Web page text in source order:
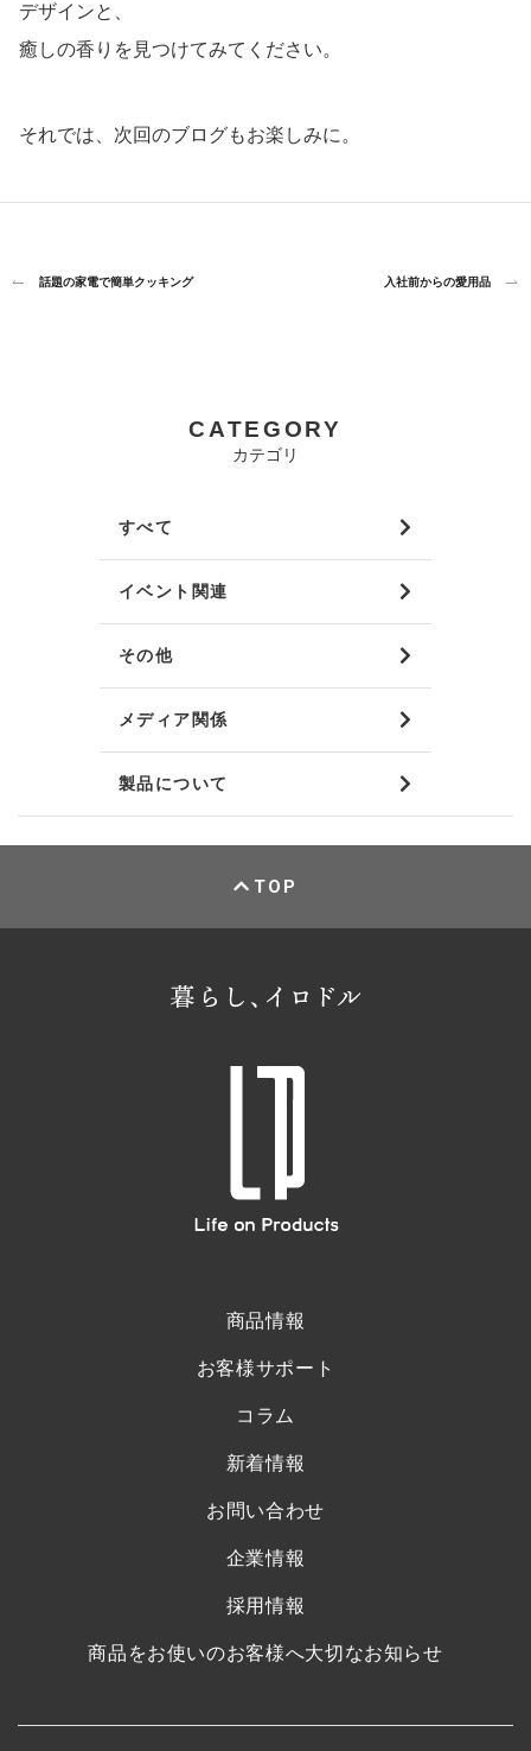
デザインと、
癒しの香りを見つけてみてください。
それでは、次回のブログもお楽しみに。
話題の家電で簡単クッキング 入社前からの愛用品
CATEGORY
カテゴリ
すべて
イベント関連
その他
メディア関係
製品について
TOP
商品情報
お客様サポート
コラム
新着情報
お問い合わせ
企業情報
採用情報
商品をお使いのお客様へ大切なお知らせ